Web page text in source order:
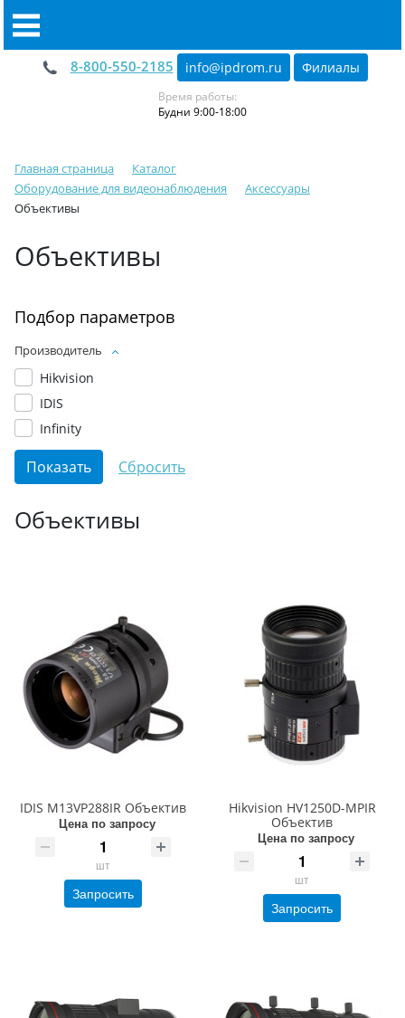
8-800-550-2185 info@ipdrom.ru Филиалы
Время работы:
Будни 9:00-18:00
Главная страница
Каталог
Оборудование для видеонаблюдения
Аксессуары
Объективы
Объективы
Подбор параметров
Производитель
Hikvision
IDIS
Infinity
Объективы
IDIS M13VP288IR Объектив
Цена по запросу
шт
Запросить
Hikvision HV1250D-MPIR
Объектив
Цена по запросу
шт
Запросить